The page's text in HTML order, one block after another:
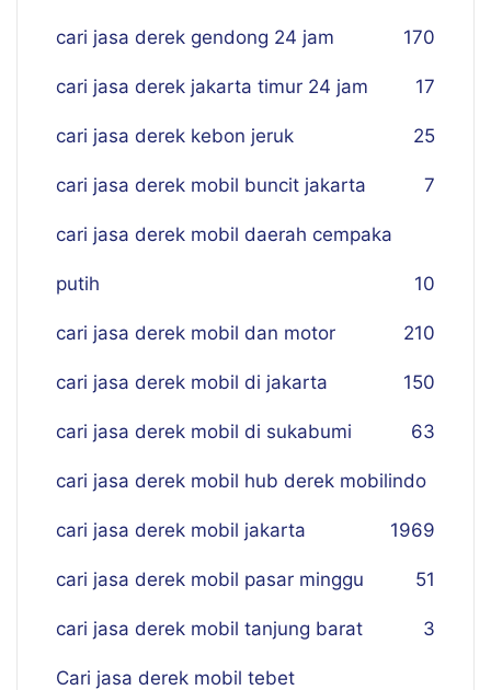
cari jasa derek gendong 24 jam 170
cari jasa derek jakarta timur 24 jam 17
cari jasa derek kebon jeruk 25
cari jasa derek mobil buncit jakarta 7
cari jasa derek mobil daerah cempaka
putih 10
cari jasa derek mobil dan motor 210
cari jasa derek mobil di jakarta 150
cari jasa derek mobil di sukabumi 63
cari jasa derek mobil hub derek mobilindo
69
cari jasa derek mobil jakarta 19
cari jasa derek mobil pasar minggu 51
cari jasa derek mobil tanjung barat 3
Cari jasa derek mobil tebet